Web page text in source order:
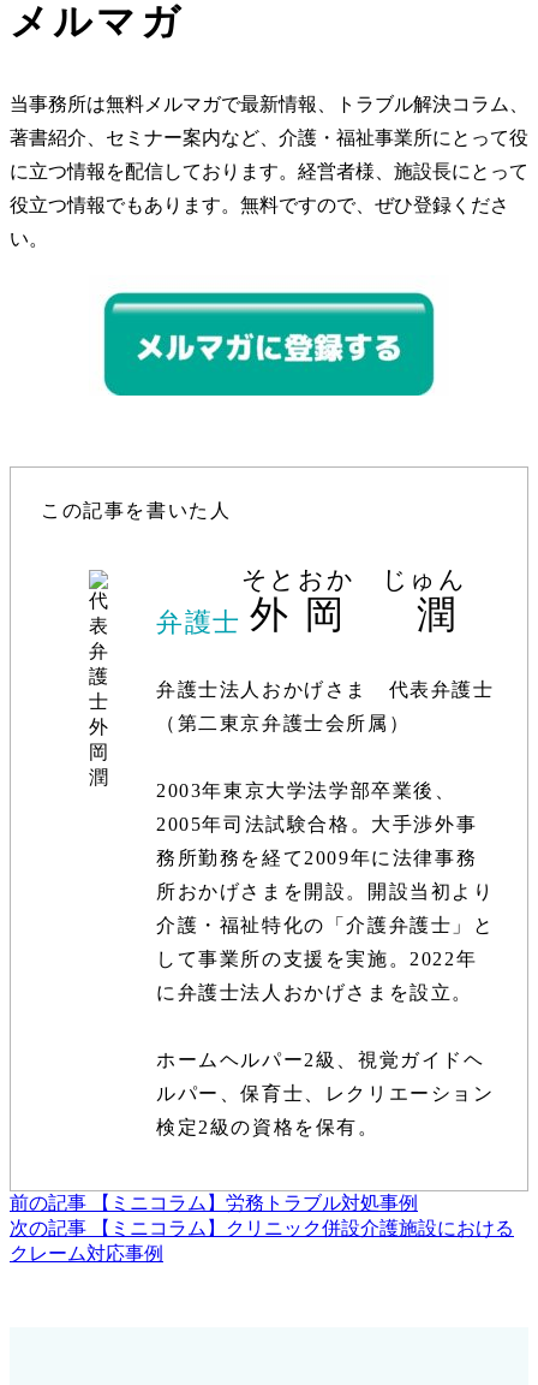
メルマガ
当事務所は無料メルマガで最新情報、トラブル解決コラム、
著書紹介、セミナー案内など、介護・福祉事業所にとって役
に立つ情報を配信しております。経営者様、施設長にとって
役立つ情報でもあります。無料ですので、ぜひ登録くださ
い。
この記事を書いた人
弁護士 外岡 潤
そとおか じゅん
弁護士法人おかげさま 代表弁護士
（第二東京弁護士会所属）
2003年東京大学法学部卒業後、
2005年司法試験合格。大手渉外事
務所勤務を経て2009年に法律事務
所おかげさまを開設。開設当初より
介護・福祉特化の「介護弁護士」と
して事業所の支援を実施。2022年
に弁護士法人おかげさまを設立。
ホームヘルパー2級、視覚ガイドヘ
ルパー、保育士、レクリエーション
検定2級の資格を保有。
前の記事
【ミニコラム】労務トラブル対処事例
次の記事
【ミニコラム】クリニック併設介護施設における
クレーム対応事例